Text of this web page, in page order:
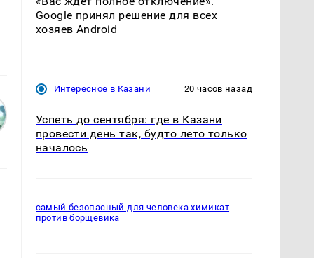
Google принял решение для всех
хозяев Android
Интересное в Казани 20 часов назад
Успеть до сентября: где в Казани
провести день так, будто лето только
началось
самый безопасный для человека химикат
против борщевика